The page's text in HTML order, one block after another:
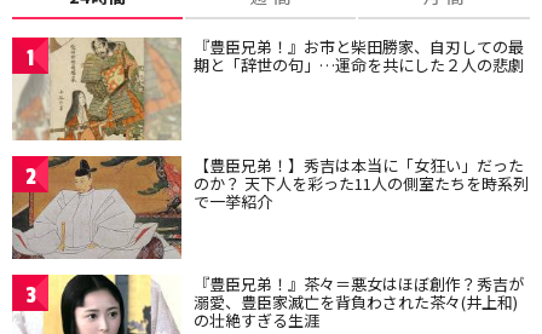
1 『豊臣兄弟！』お市と柴田勝家、自刃しての最
期と「辞世の句」…運命を共にした２人の悲劇
2 【豊臣兄弟！】秀吉は本当に「女狂い」だった
のか？ 天下人を彩った11人の側室たちを時系列
で一挙紹介
3 『豊臣兄弟！』茶々＝悪女はほぼ創作？秀吉が
溺愛、豊臣家滅亡を背負わされた茶々(井上和)
の壮絶すぎる生涯